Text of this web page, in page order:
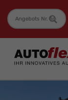
Fahrzeugnummer
Autoflex24
GmbH
-